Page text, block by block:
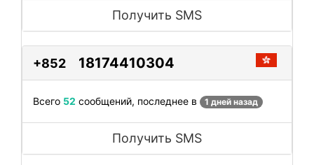
Получить SMS
+852 18174410304
Всего 52 сообщений, последнее в 1 дней назад
Получить SMS